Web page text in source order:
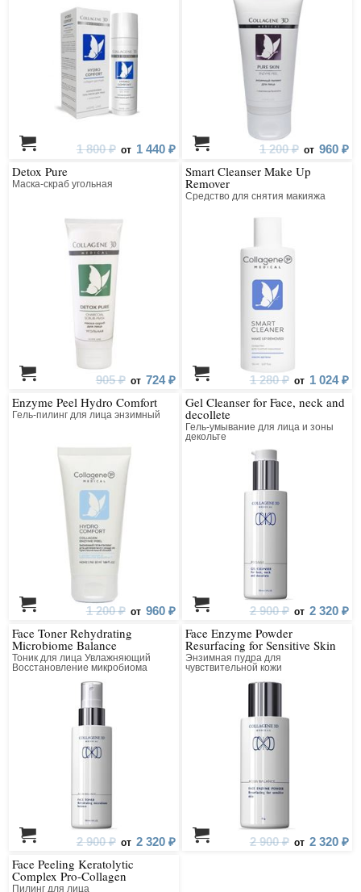
1 800 ₽ от 1 440 ₽ 1 200 ₽ от 960 ₽
Detox Pure
Маска-скраб угольная
905 ₽ от 724 ₽
Smart Cleanser Make Up
Remover
Средство для снятия макияжа
1 280 ₽ от 1 024 ₽
Enzyme Peel Hydro Comfort
Гель-пилинг для лица энзимный
1 200 ₽ от 960 ₽
Gel Cleanser for Face, neck and
decollete
Гель-умывание для лица и зоны
декольте
2 900 ₽ от 2 320 ₽
Face Toner Rehydrating
Microbiome Balance
Тоник для лица Увлажняющий
Восстановление микробиома
2 900 ₽ от 2 320 ₽
Face Enzyme Powder
Resurfacing for Sensitive Skin
Энзимная пудра для
чувствительной кожи
2 900 ₽ от 2 320 ₽
Face Peeling Keratolytic
Complex Pro-Collagen
Пилинг для лица